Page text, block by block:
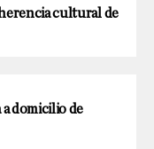
cultural de
domicilio de